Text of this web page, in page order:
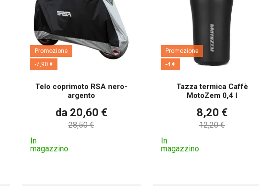
Promozione
-7,90 €
Telo coprimoto RSA nero-
argento
da 20,60 €
28,50 €
In
magazzino
Promozione
-4 €
Tazza termica Caffè
MotoZem 0,4 l
8,20 €
12,20 €
In
magazzino